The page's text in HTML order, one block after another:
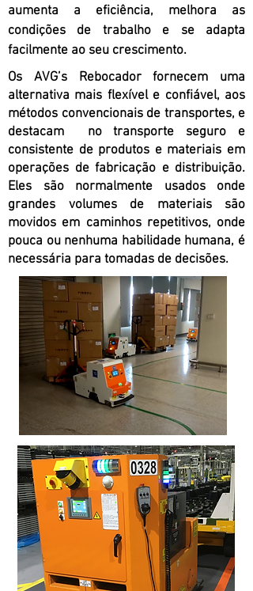
aumenta a eficiência, melhora as
condições de trabalho e se adapta
facilmente ao seu crescimento.
Os AVG’s Rebocador fornecem uma
alternativa mais flexível e confiável, aos
métodos convencionais de transportes, e
destacam no transporte seguro e
consistente de produtos e materiais em
operações de fabricação e distribuição.
Eles são normalmente usados ​​onde
grandes volumes de materiais são
movidos em caminhos repetitivos, onde
pouca ou nenhuma habilidade humana, é
necessária para tomadas de decisões.